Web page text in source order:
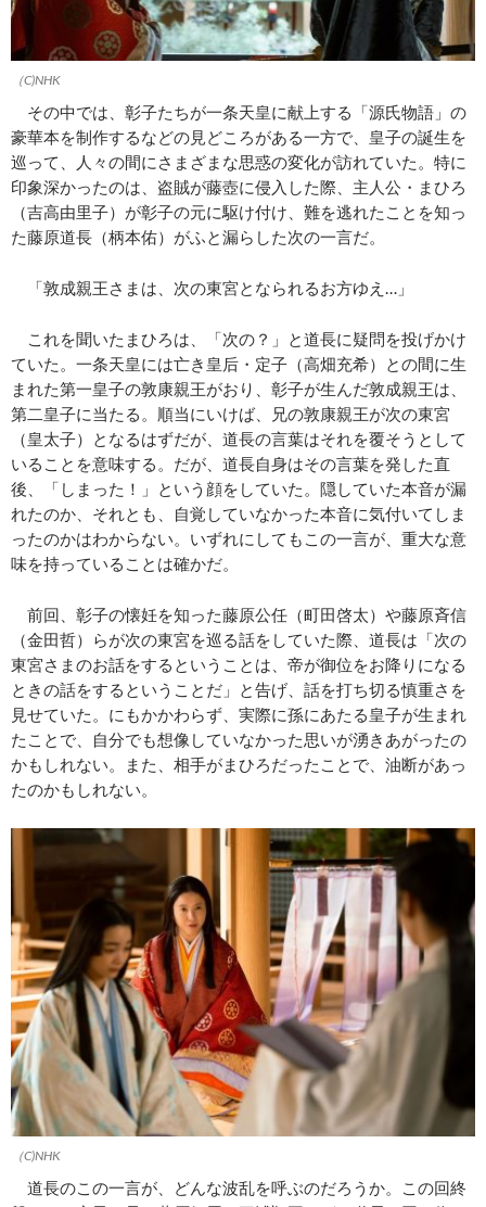
（C)NHK
その中では、彰子たちが一条天皇に献上する「源氏物語」の
豪華本を制作するなどの見どころがある一方で、皇子の誕生を
巡って、人々の間にさまざまな思惑の変化が訪れていた。特に
印象深かったのは、盗賊が藤壺に侵入した際、主人公・まひろ
（吉高由里子）が彰子の元に駆け付け、難を逃れたことを知っ
た藤原道長（柄本佑）がふと漏らした次の一言だ。
「敦成親王さまは、次の東宮となられるお方ゆえ…」
これを聞いたまひろは、「次の？」と道長に疑問を投げかけ
ていた。一条天皇には亡き皇后・定子（高畑充希）との間に生
まれた第一皇子の敦康親王がおり、彰子が生んだ敦成親王は、
第二皇子に当たる。順当にいけば、兄の敦康親王が次の東宮
（皇太子）となるはずだが、道長の言葉はそれを覆そうとして
いることを意味する。だが、道長自身はその言葉を発した直
後、「しまった！」という顔をしていた。隠していた本音が漏
れたのか、それとも、自覚していなかった本音に気付いてしま
ったのかはわからない。いずれにしてもこの一言が、重大な意
味を持っていることは確かだ。
前回、彰子の懐妊を知った藤原公任（町田啓太）や藤原斉信
（金田哲）らが次の東宮を巡る話をしていた際、道長は「次の
東宮さまのお話をするということは、帝が御位をお降りになる
ときの話をするということだ」と告げ、話を打ち切る慎重さを
見せていた。にもかかわらず、実際に孫にあたる皇子が生まれ
たことで、自分でも想像していなかった思いが湧きあがったの
かもしれない。また、相手がまひろだったことで、油断があっ
たのかもしれない。
（C)NHK
道長のこの一言が、どんな波乱を呼ぶのだろうか。この回終